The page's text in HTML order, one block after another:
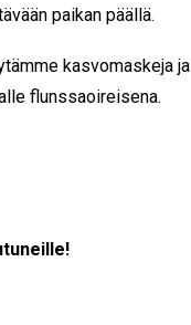
paikan päällä.
kasvomaskeja ja
flunssaoireisena.